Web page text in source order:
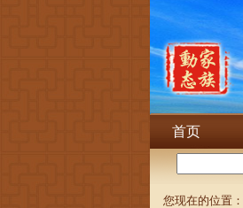
首页
您现在的位置：